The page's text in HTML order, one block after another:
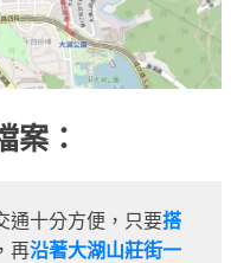
案：
通十分方便，只要搭
再沿著大湖山莊街一